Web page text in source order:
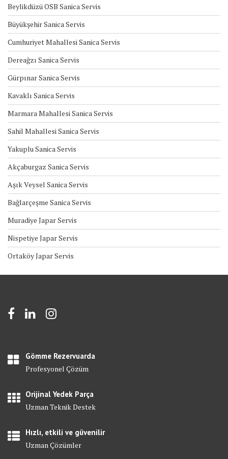
Beylikdüzü OSB Sanica Servis
Büyükşehir Sanica Servis
Cumhuriyet Mahallesi Sanica Servis
Dereağzı Sanica Servis
Gürpınar Sanica Servis
Kavaklı Sanica Servis
Marmara Mahallesi Sanica Servis
Sahil Mahallesi Sanica Servis
Yakuplu Sanica Servis
Akçaburgaz Sanica Servis
Aşık Veysel Sanica Servis
Bağlarçeşme Sanica Servis
Muradiye Japar Servis
Nispetiye Japar Servis
Ortaköy Japar Servis
Gömme Rezervuarda
Profesyonel Çözüm
Orijinal Yedek Parça
Uzman Teknik Destek
Hızlı, etkili ve güvenilir
Uzman Çözümler